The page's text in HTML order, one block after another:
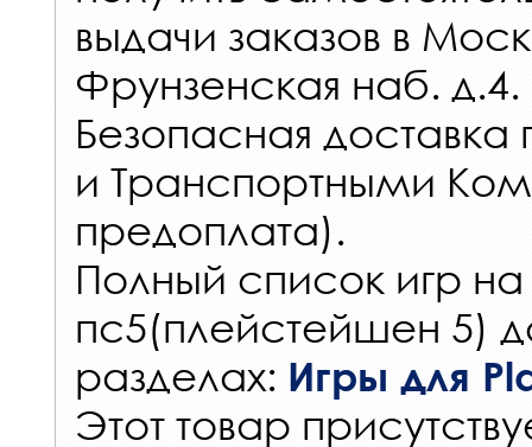
выдачи заказов в
Фрунзенская наб. д.4.
Безопасная
и Транспортными
предоплата).
Полный список игр на
пс5(плейстейшен 5)
разделах: Игры для
Этот товар